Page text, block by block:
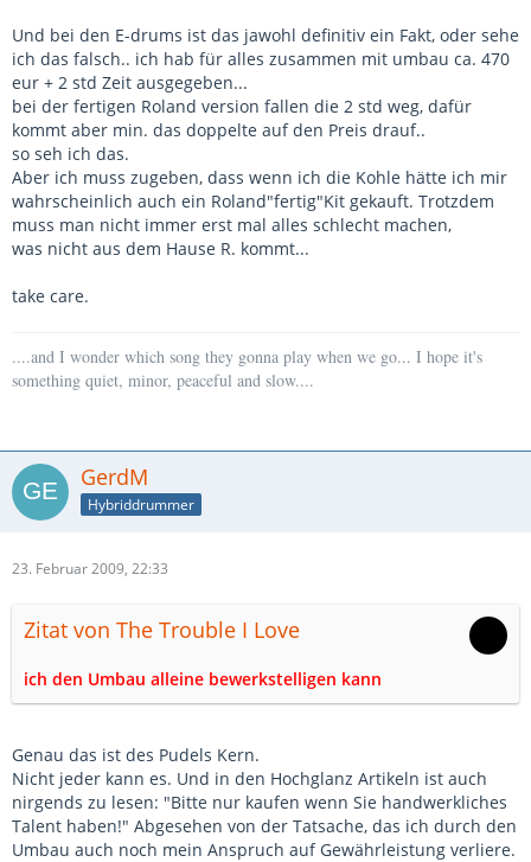
Und bei den E-drums ist das jawohl definitiv ein Fakt, oder sehe
ich das falsch.. ich hab für alles zusammen mit umbau ca. 470
eur + 2 std Zeit ausgegeben...
bei der fertigen Roland version fallen die 2 std weg, dafür
kommt aber min. das doppelte auf den Preis drauf..
so seh ich das.
Aber ich muss zugeben, dass wenn ich die Kohle hätte ich mir
wahrscheinlich auch ein Roland"fertig"Kit gekauft. Trotzdem
muss man nicht immer erst mal alles schlecht machen,
was nicht aus dem Hause R. kommt...
take care.
....and I wonder which song they gonna play when we go... I hope it's
something quiet, minor, peaceful and slow....
GerdM
Hybriddrummer
23. Februar 2009, 22:33
Zitat von The Trouble I Love
ich den Umbau alleine bewerkstelligen kann
Genau das ist des Pudels Kern.
Nicht jeder kann es. Und in den Hochglanz Artikeln ist auch
nirgends zu lesen: "Bitte nur kaufen wenn Sie handwerkliches
Talent haben!" Abgesehen von der Tatsache, das ich durch den
Umbau auch noch mein Anspruch auf Gewährleistung verliere.